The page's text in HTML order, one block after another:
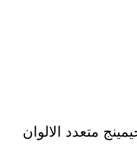
متعدد الالوان